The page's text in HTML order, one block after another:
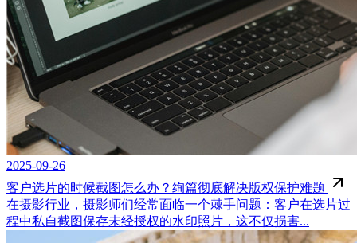
2025-09-26
客户选片的时候截图怎么办？绚篇彻底解决版权保护难题
在摄影行业，摄影师们经常面临一个棘手问题：客户在选片过
程中私自截图保存未经授权的水印照片，这不仅损害...